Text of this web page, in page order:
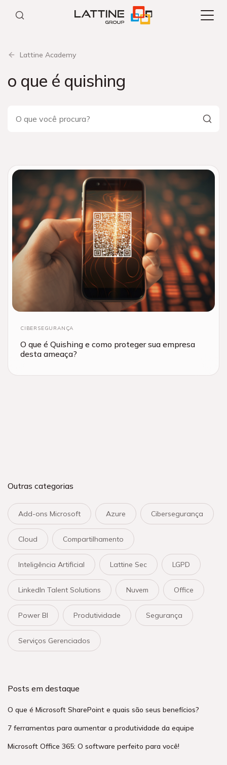
Lattine Academy
o que é quishing
CIBERSEGURANÇA
O que é Quishing e como proteger sua empresa
desta ameaça?
Outras categorias
Add-ons Microsoft Azure Cibersegurança
Cloud Compartilhamento
Inteligência Artificial Lattine Sec LGPD
LinkedIn Talent Solutions Nuvem Office
Power BI Produtividade Segurança
Serviços Gerenciados
Posts em destaque
O que é Microsoft SharePoint e quais são seus benefícios?
7 ferramentas para aumentar a produtividade da equipe
Microsoft Office 365: O software perfeito para você!